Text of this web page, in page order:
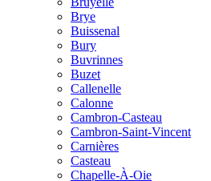
Brye
Buissenal
Bury
Buvrinnes
Buzet
Callenelle
Calonne
Cambron-Casteau
Cambron-Saint-Vincent
Carnières
Casteau
Chapelle-À-Oie